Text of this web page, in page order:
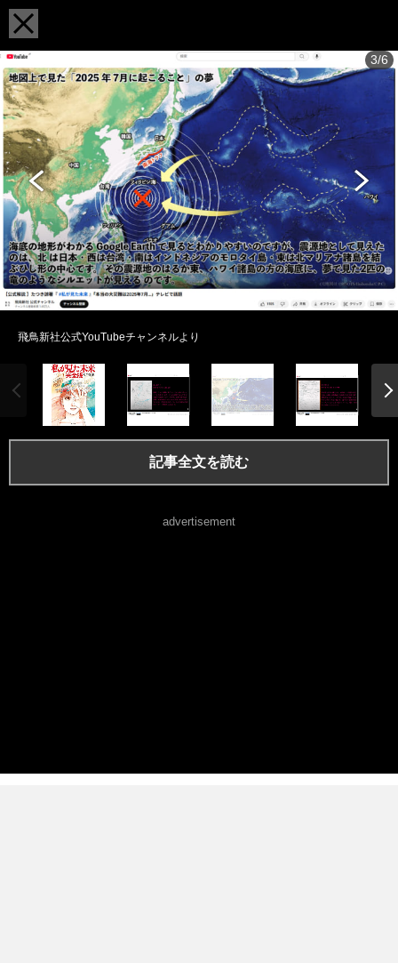
3/6
飛鳥新社公式YouTubeチャンネルより
記事全文を読む
advertisement